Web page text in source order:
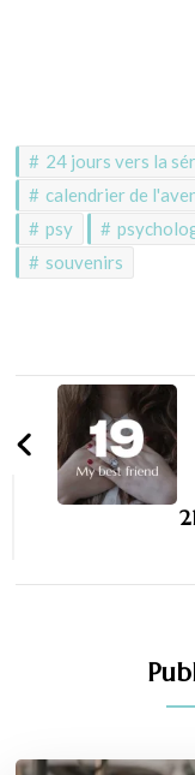
24 jours vers la
calendrier de
psy
souvenirs